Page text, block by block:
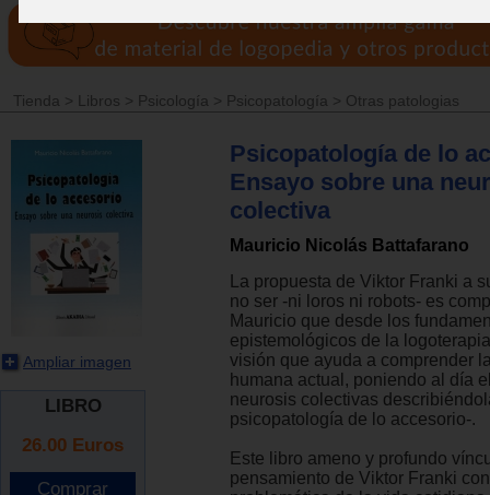
Tienda > Libros > Psicología > Psicopatología > Otras patologias
Ampliar imagen
LIBRO
26.00 Euros
Psicopatología de lo
Ensayo sobre una
colectiva
Mauricio Nicolás Battafarano
La propuesta de Viktor Franki a
no ser -ni loros ni robots- es
Mauricio que desde los
epistemológicos de la
visión que ayuda a comprender
humana actual, poniendo al día
neurosis colectivas
psicopatología de lo accesorio-.
Este libro ameno y profundo
pensamiento de Viktor Franki